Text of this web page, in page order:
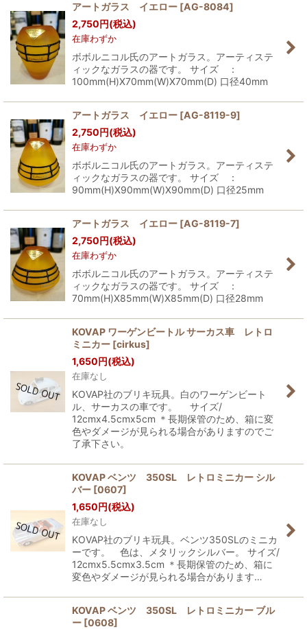
アートガラス イエロー [AG-8084]
2,750円(税込)
在庫わずか
ボボルニコル氏のアートガラス。アーティステ
ィックなガラスの器です。 サイズ ：
100mm(H)X70mm(W)X70mm(D) 口径40mm
アートガラス イエロー [AG-8119-9]
2,750円(税込)
在庫わずか
ボボルニコル氏のアートガラス。アーティステ
ィックなガラスの器です。 サイズ ：
90mm(H)X90mm(W)X90mm(D) 口径25mm
アートガラス イエロー [AG-8119-7]
2,750円(税込)
在庫わずか
ボボルニコル氏のアートガラス。アーティステ
ィックなガラスの器です。 サイズ ：
70mm(H)X85mm(W)X85mm(D) 口径28mm
KOVAP ワーゲンビートル サーカス車 レトロ
ミニカー [cirkus]
1,650円(税込)
在庫なし
KOVAP社のブリキ玩具。白のワーゲンビート
ル、サーカスの車です。 サイズ/
12cmx4.5cmx5cm ＊長期保管のため、箱に変
色やダメージが見られる場合がありますのでご
了承下さい。
KOVAP ベンツ 350SL レトロミニカー シル
バー [0607]
1,650円(税込)
在庫なし
KOVAP社のブリキ玩具。ベンツ350SLのミニカ
ーです。 色は、メタリックシルバー。 サイズ/
12cmx5.5cmx3.5cm ＊長期保管のため、箱に
変色やダメージが見られる場合があります…
KOVAP ベンツ 350SL レトロミニカー ブル
ー [0608]